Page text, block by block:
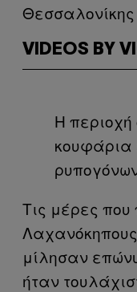
Θεσσαλονίκης
VIDEOS BY
Η περιοχή
κουφάρια
Τις μέρες
μίλησαν
ήταν